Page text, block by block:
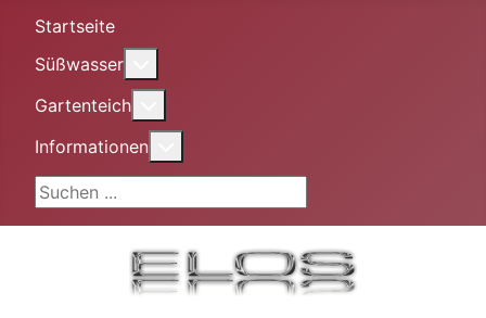
Startseite
Süßwasser
Gartenteich
Informationen
Suchen ...